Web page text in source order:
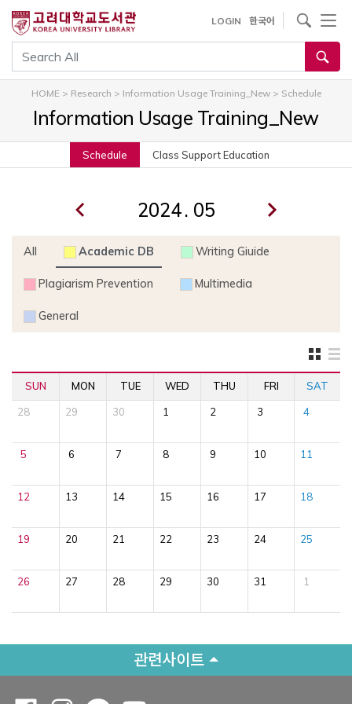
건
기
통합검색
LOGIN 한국어
사이트내 검색
HOME> Research > Information Usage Training_New> Schedule
Information Usage Training_New
Schedule Class Support Education
.
All Academic DB Writing Giuide
Plagiarism Prevention Multimedia
General
SUN MON TUE WED THU FRI SAT
28 29 30 1 2 3 4
5 6 7 8 9 10 11
12 13 14 15 16 17 18
19 20 21 22 23 24 25
26 27 28 29 30 31 1
관련사이트